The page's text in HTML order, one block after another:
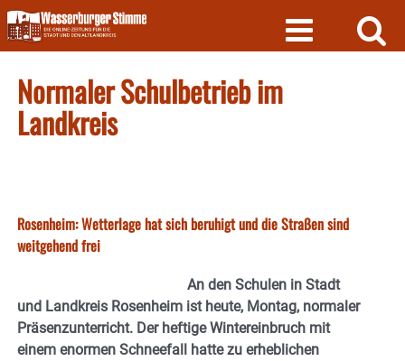
Skip
to
content
Normaler Schulbetrieb im
Landkreis
Rosenheim: Wetterlage hat sich beruhigt und die Straßen sind
weitgehend frei
An den Schulen in Stadt
und Landkreis Rosenheim ist heute, Montag, normaler
Präsenzunterricht. Der heftige Wintereinbruch mit
einem enormen Schneefall hatte zu erheblichen